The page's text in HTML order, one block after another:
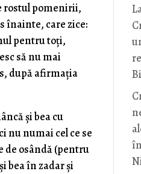
rostul pomenirii,
înainte, care zice:
pentru toţi,
să nu mai
după afirmaţia
şi bea cu
nu numai cel ce se
de osândă (pentru
bea în zadar şi